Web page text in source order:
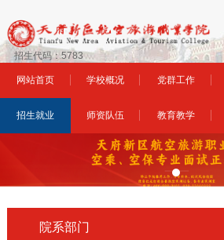
招生代码：5783
网站首页 学校概况 党群工作
招生就业 师资队伍 教育教学
院系部门